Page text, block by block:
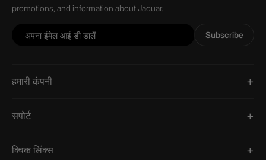
promotions, and information about Jaquar.
Subscribe
हमारी कंपनी
सपोर्ट
क्विक लिंक्स